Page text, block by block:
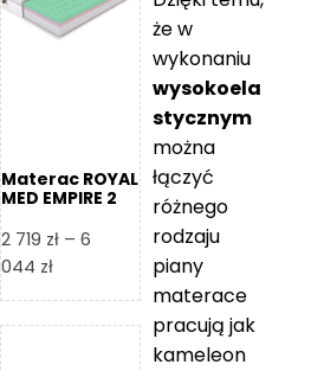
865 zł
Materac ROYAL
MED EMPIRE 2
2 719 zł – 6
044 złZakres
od
że w
wykonaniu
wysokoela
stycznym
można
łączyć
różnego
rodzaju
piany
materace
pracują jak
kameleon